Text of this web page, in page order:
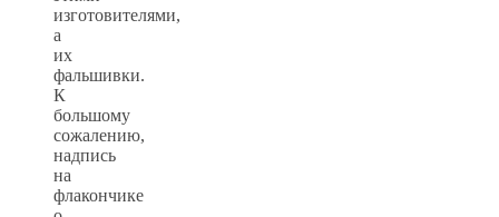
изготовителями,
а
их
фальшивки.
К
большому
сожалению,
надпись
на
флакончике